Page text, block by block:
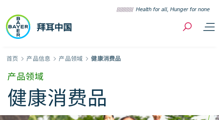
Health for all, Hunger for none
拜耳中国
首页 产品信息 产品领域 健康消费品
产品领域
健康消费品